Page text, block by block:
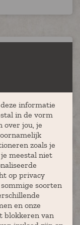
informatie
in de vorm
over jou, je
zoals je
meestal niet
op privacy
soorten
en onze
blokkeren van